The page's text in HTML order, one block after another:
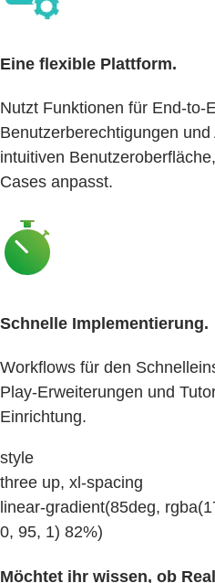
Eine flexible Plattform.
Nutzt Funktionen für End-to-
Benutzerberechtigungen
intuitiven
Cases anpasst.
Schnelle Implementierung.
Workflows für den
Play-Erweiterungen und
Einrichtung.
style
three up, xl-spacing
linear-gradient(85deg,
0, 95, 1) 82%)
Möchtet ihr wissen, ob